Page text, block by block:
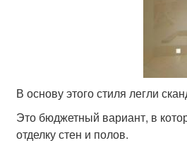
В основу этого стиля легли
Это бюджетный вариант, в
отделку стен и полов.